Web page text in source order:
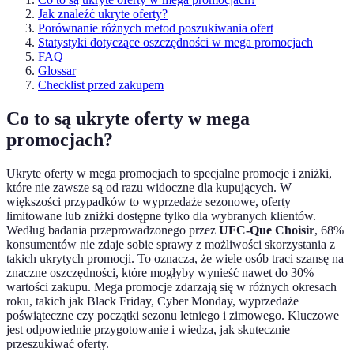
Jak znaleźć ukryte oferty?
Porównanie różnych metod poszukiwania ofert
Statystyki dotyczące oszczędności w mega promocjach
FAQ
Glossar
Checklist przed zakupem
Co to są ukryte oferty w mega
promocjach?
Ukryte oferty w mega promocjach to specjalne promocje i zniżki,
które nie zawsze są od razu widoczne dla kupujących. W
większości przypadków to wyprzedaże sezonowe, oferty
limitowane lub zniżki dostępne tylko dla wybranych klientów.
Według badania przeprowadzonego przez UFC-Que Choisir, 68%
konsumentów nie zdaje sobie sprawy z możliwości skorzystania z
takich ukrytych promocji. To oznacza, że wiele osób traci szansę na
znaczne oszczędności, które mogłyby wynieść nawet do 30%
wartości zakupu. Mega promocje zdarzają się w różnych okresach
roku, takich jak Black Friday, Cyber Monday, wyprzedaże
poświąteczne czy początki sezonu letniego i zimowego. Kluczowe
jest odpowiednie przygotowanie i wiedza, jak skutecznie
przeszukiwać oferty.